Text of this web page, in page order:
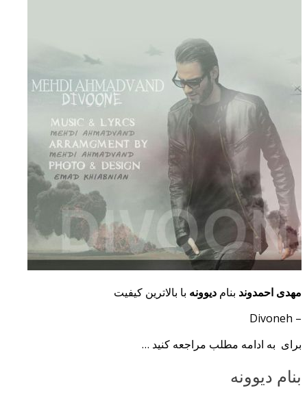
مهدی احمدوند بنام دیوونه با بالاترین کیفیت
– Divoneh
برای به ادامه مطلب مراجعه کنید …
بنام دیوونه